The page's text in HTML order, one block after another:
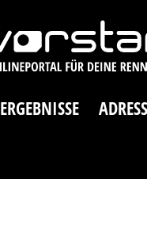
ERGEBNISSE